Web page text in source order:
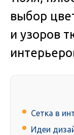
выбор
и узоров
Сетка в
Идеи